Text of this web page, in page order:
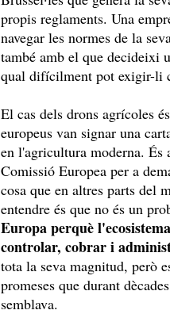
propis reglaments. Una
navegar les normes de la
també amb el que decideixi
qual difícilment pot exigir-li
El cas dels drons agrícoles
europeus van signar una
en l'agricultura moderna. És
Comissió Europea per a
cosa que en altres parts del
entendre és que no és un
Europa perquè
controlar, cobrar i
tota la seva magnitud, però
promeses que durant
semblava.